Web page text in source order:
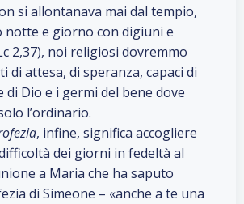
si allontanava mai dal tempio,
notte e giorno con digiuni e
2,37), noi religiosi dovremmo
di attesa, di speranza, capaci di
di Dio e i germi del bene dove
l’ordinario.
, infine, significa accogliere
dei giorni in fedeltà al
a Maria che ha saputo
di Simeone – «anche a te una